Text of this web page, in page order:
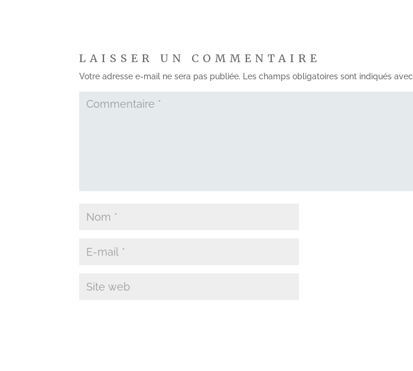
LAISSER UN COMMENTAIRE
Votre adresse e-mail ne sera pas publiée. Les champs obligatoires sont indiqués avec